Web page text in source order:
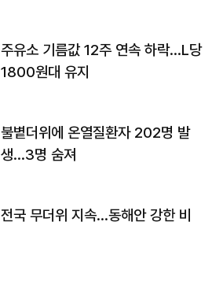
주유소 기름값 12주 연속 하락…L당
1800원대 유지
불볕더위에 온열질환자 202명 발
생…3명 숨져
전국 무더위 지속…동해안 강한 비